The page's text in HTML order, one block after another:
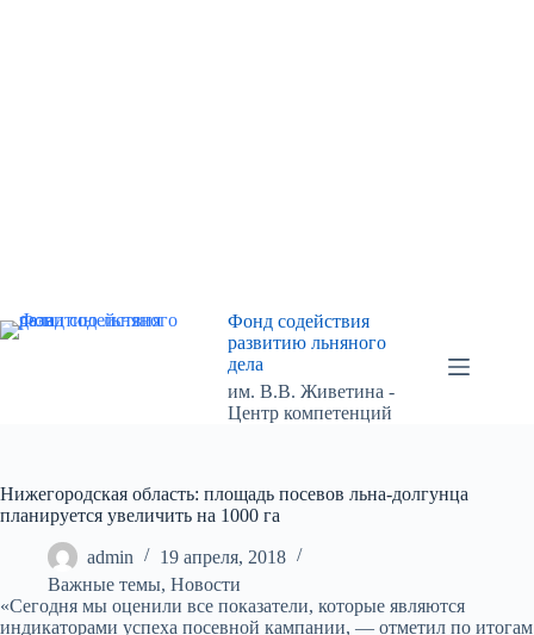
Фонд содействия
развитию льняного
дела
им. В.В. Живетина -
Центр компетенций
Нижегородская область: площадь посевов льна-долгунца
планируется увеличить на 1000 га
admin
19 апреля, 2018
Важные темы, Новости
«Сегодня мы оценили все показатели, которые являются
индикаторами успеха посевной кампании, — отметил по итогам